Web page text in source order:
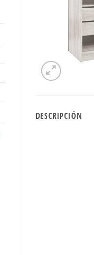
DESCRIPCIÓN